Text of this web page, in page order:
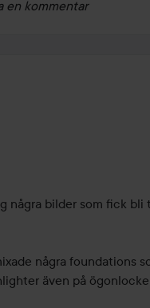
en kommentar
några bilder som fick bli
några foundations
även på